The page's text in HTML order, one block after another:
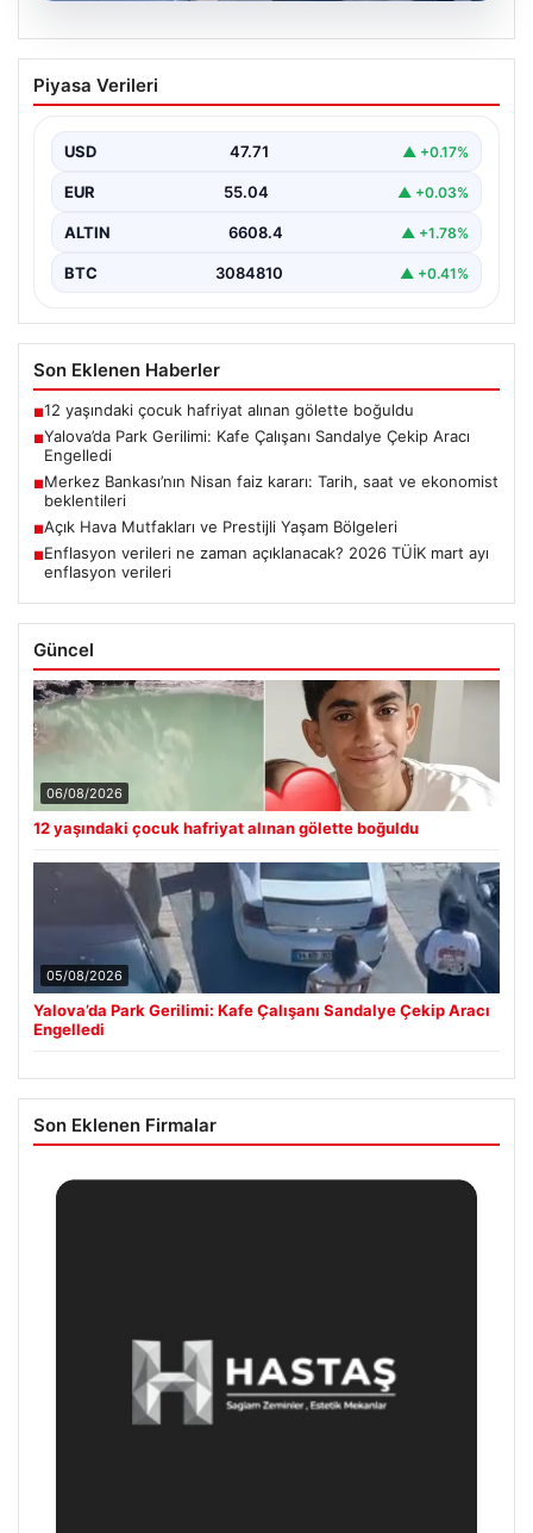
05.08.2026
Yalova’da Park Gerilimi: Kafe Çalışanı
Sandalye Çekip Aracı Engelledi
meydana gelen ilginç bir olay, sosyal medyada geniş…
Piyasa Verileri
USD 47.71 ▲ +0.17%
EUR 55.04 ▲ +0.03%
ALTIN 6608.4 ▲ +1.78%
BTC 3084810 ▲ +0.41%
Son Eklenen Haberler
■12 yaşındaki çocuk hafriyat alınan gölette boğuldu
■Yalova’da Park Gerilimi: Kafe Çalışanı Sandalye Çekip Aracı
Engelledi
■Merkez Bankası’nın Nisan faiz kararı: Tarih, saat ve ekonomist
beklentileri
■Açık Hava Mutfakları ve Prestijli Yaşam Bölgeleri
■Enflasyon verileri ne zaman açıklanacak? 2026 TÜİK mart ayı
enflasyon verileri
Güncel
06/08/2026
12 yaşındaki çocuk hafriyat alınan gölette boğuldu
05/08/2026
Yalova’da Park Gerilimi: Kafe Çalışanı Sandalye Çekip Aracı
Engelledi
Son Eklenen Firmalar